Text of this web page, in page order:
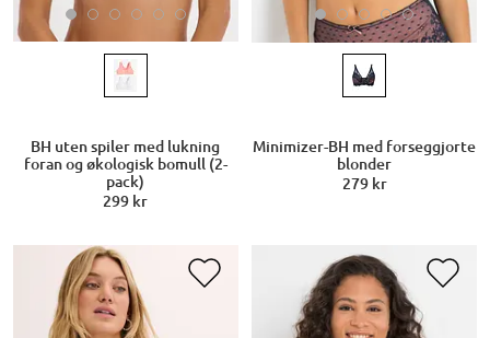
BH uten spiler med lukning
foran og økologisk bomull (2-
pack)
299 kr
Minimizer-BH med forseggjorte
blonder
279 kr